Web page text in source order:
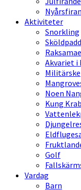
Aktiviteter
Snorkling
Akvariet i
Noen
Kung
Golf
Vardag
Barn